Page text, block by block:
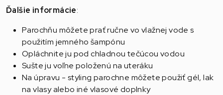
Ďalšie informácie:
Parochňu môžete prať ručne vo vlažnej vode s
použitím jemného šampónu
Opláchnite ju pod chladnou tečúcou vodou
Sušte ju voľne položenú na uteráku
Na úpravu - styling parochne môžete použiť gél, lak
na vlasy alebo iné vlasové doplnky